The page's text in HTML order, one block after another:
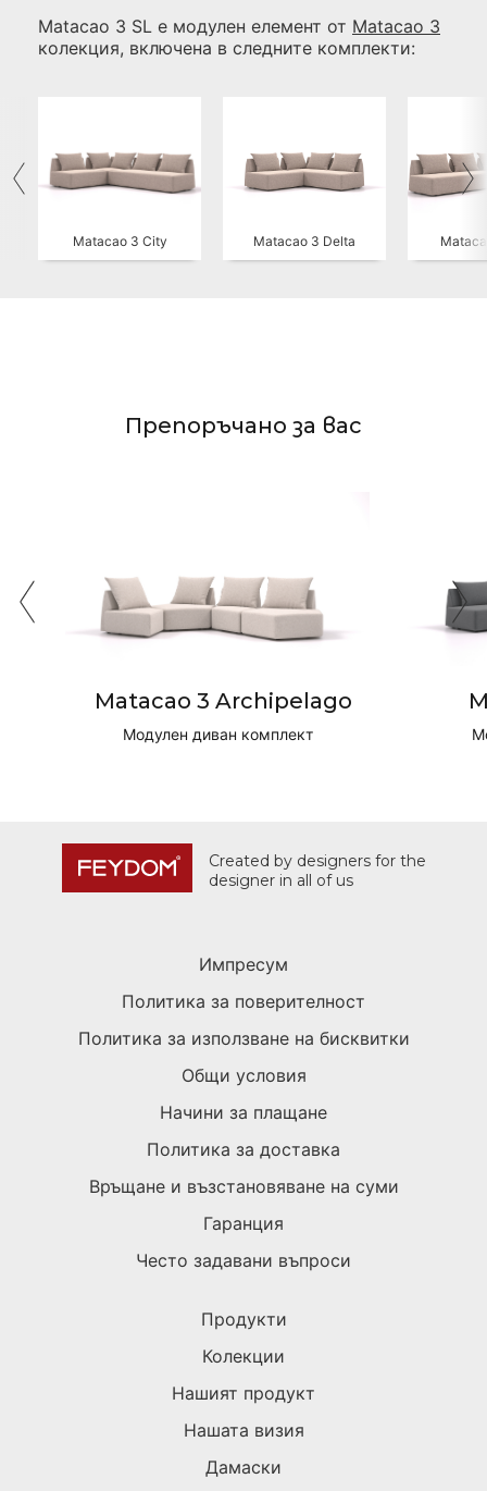
Matacao 3 SL е модулен елемент от Matacao 3
колекция, включена в следните комплекти:
Matacao 3 City Matacao 3 Delta
Препоръчано за вас
Matacao 3 Archipelago
Модулен диван комплект
Created by designers for the
designer in all of us
Импресум
Политика за поверителност
Политика за използване на бисквитки
Общи условия
Начини за плащане
Политика за доставка
Връщане и възстановяване на суми
Гаранция
Често задавани въпроси
Продукти
Колекции
Нашият продукт
Нашата визия
Дамаски